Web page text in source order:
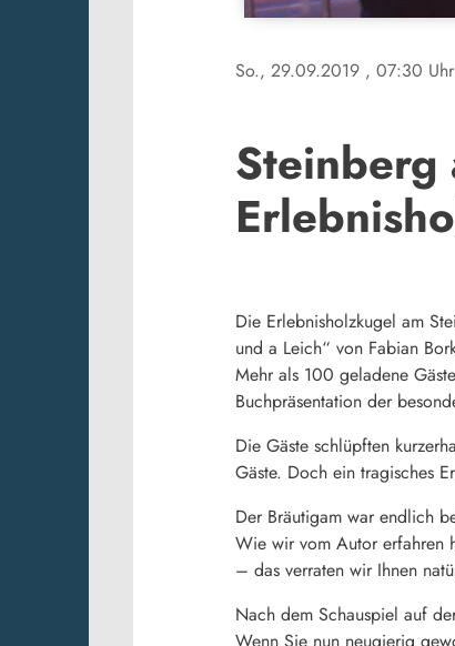
So., 29.09.2019 , 07:30 Uhr
Steinberg
Die Erlebnisholzkugel am
und a Leich“ von Fabian
Mehr als 100 geladene
Buchpräsentation der
Die Gäste schlüpften
Gäste. Doch ein tragisches
Der Bräutigam war endlich
Wie wir vom Autor erfahren
– das verraten wir Ihnen
Nach dem Schauspiel auf
Wenn Sie nun neugierig